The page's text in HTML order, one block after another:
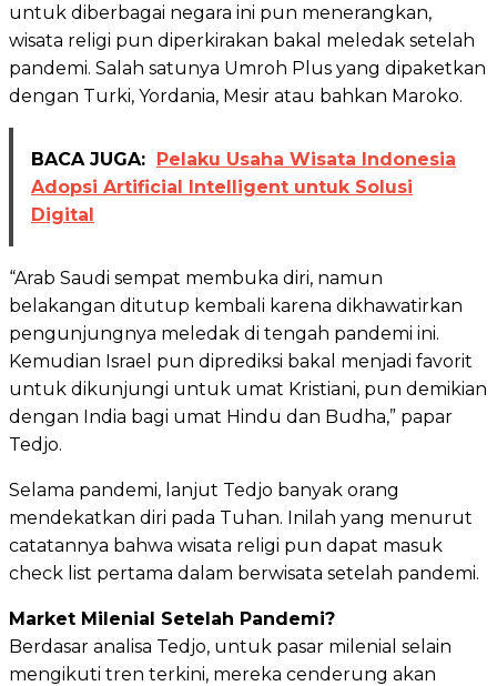
untuk diberbagai negara ini pun menerangkan,
wisata religi pun diperkirakan bakal meledak setelah
pandemi. Salah satunya Umroh Plus yang dipaketkan
dengan Turki, Yordania, Mesir atau bahkan Maroko.
BACA JUGA: Pelaku Usaha Wisata Indonesia
Adopsi Artificial Intelligent untuk Solusi
Digital
“Arab Saudi sempat membuka diri, namun
belakangan ditutup kembali karena dikhawatirkan
pengunjungnya meledak di tengah pandemi ini.
Kemudian Israel pun diprediksi bakal menjadi favorit
untuk dikunjungi untuk umat Kristiani, pun demikian
dengan India bagi umat Hindu dan Budha,” papar
Tedjo.
Selama pandemi, lanjut Tedjo banyak orang
mendekatkan diri pada Tuhan. Inilah yang menurut
catatannya bahwa wisata religi pun dapat masuk
check list pertama dalam berwisata setelah pandemi.
Market Milenial Setelah Pandemi?
Berdasar analisa Tedjo, untuk pasar milenial selain
mengikuti tren terkini, mereka cenderung akan